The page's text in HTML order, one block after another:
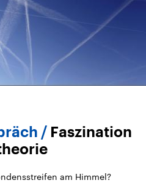
Faszination
am Himmel?